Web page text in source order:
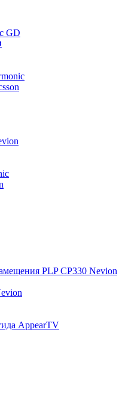
GD
PLP CP330 Nevion
AppearTV